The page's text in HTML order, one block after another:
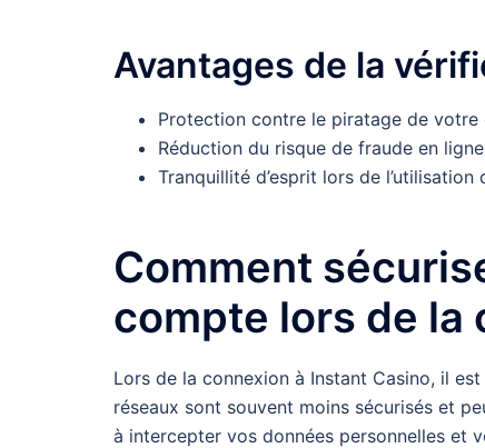
Avantages de la
Protection contre le piratage de votre
Réduction du risque de fraude en ligne
Tranquillité d’esprit lors de
Comment
compte lors de la
Lors de la connexion à Instant Casino, il
réseaux sont souvent moins sécurisés et
à intercepter vos données personnelles et